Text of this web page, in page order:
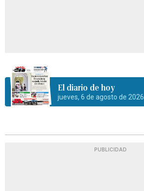
El diario de hoy
jueves, 6 de agosto de 2026
PUBLICIDAD